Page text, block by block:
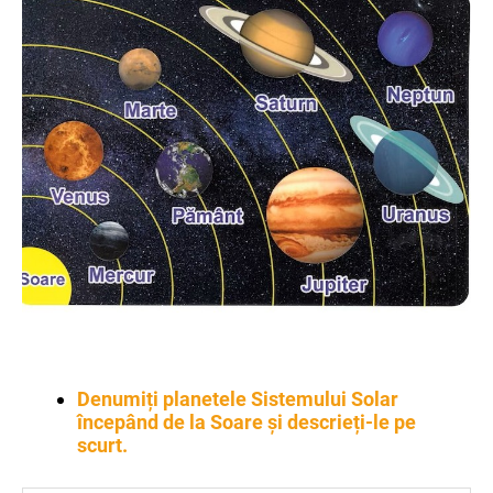
Denumiți planetele Sistemului Solar
începând de la Soare și descrieți-le pe
scurt.